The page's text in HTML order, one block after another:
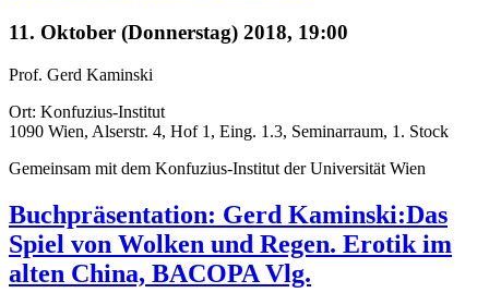
11. Oktober (Donnerstag) 2018, 19:00
Prof. Gerd Kaminski
Ort: Konfuzius-Institut
1090 Wien, Alserstr. 4, Hof 1, Eing. 1.3, Seminarraum, 1. Stock
Gemeinsam mit dem Konfuzius-Institut der Universität Wien
Buchpräsentation: Gerd Kaminski:Das
Spiel von Wolken und Regen. Erotik im
alten China, BACOPA Vlg.